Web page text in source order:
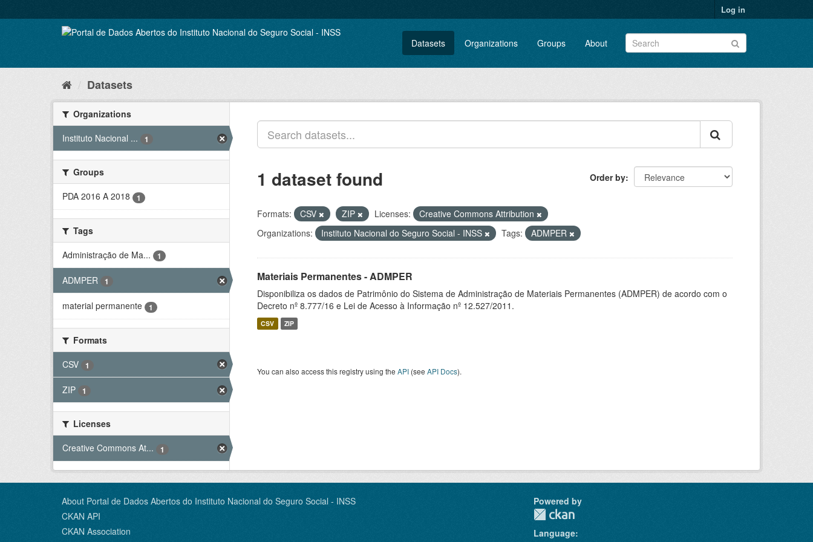
to
Log in
Datasets Organizations Groups About
Datasets
Organizations
Instituto Nacional ...
1
Groups
PDA 2016 A 2018
1
Tags
Administração de Ma...
1
ADMPER 1
material permanente 1
Formats
CSV
1
ZIP 1
Licenses
Creative Commons At...
1
Order by
1 dataset found
Formats: CSV ZIP Licenses:
Creative Commons Attribution
Organizations:
Instituto Nacional do Seguro Social - INSS Tags: ADMPER
Materiais Permanentes - ADMPER
Disponibiliza os dados de Patrimônio do Sistema de Administração de Materiais Permanentes (ADMPER) de acordo com o
Decreto nº 8.777/16 e Lei de Acesso à Informação nº 12.527/2011.
CSV ZIP
You can also access this registry using the API (see API Docs).
About Portal de Dados Abertos do Instituto Nacional do Seguro Social - INSS
CKAN API
CKAN Association
Powered by
Language